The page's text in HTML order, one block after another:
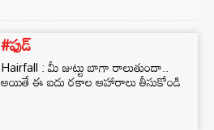
#ఫుడ్
Hairfall : మీ జుట్టు బాగా రాలుతుందా..
అయితే ఈ ఐదు రకాల ఆహారాలు తీసుకోండి